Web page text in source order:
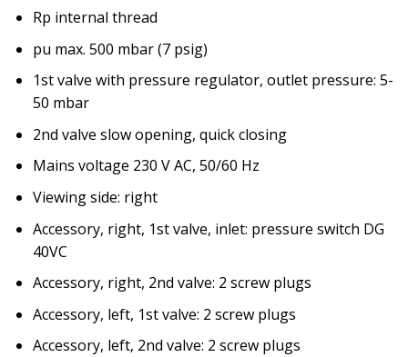
Rp internal thread
pu max. 500 mbar (7 psig)
1st valve with pressure regulator, outlet pressure: 5-
50 mbar
2nd valve slow opening, quick closing
Mains voltage 230 V AC, 50/60 Hz
Viewing side: right
Accessory, right, 1st valve, inlet: pressure switch DG
40VC
Accessory, right, 2nd valve: 2 screw plugs
Accessory, left, 1st valve: 2 screw plugs
Accessory, left, 2nd valve: 2 screw plugs